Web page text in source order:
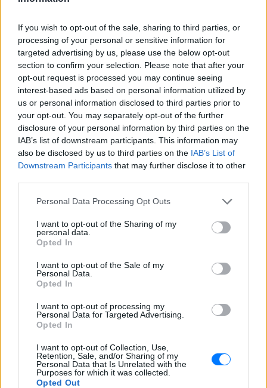
If you wish to opt-out of the sale, sharing to third parties, or
processing of your personal or sensitive information for
targeted advertising by us, please use the below opt-out
section to confirm your selection. Please note that after your
opt-out request is processed you may continue seeing
interest-based ads based on personal information utilized by
us or personal information disclosed to third parties prior to
your opt-out. You may separately opt-out of the further
disclosure of your personal information by third parties on the
IAB’s list of downstream participants. This information may
also be disclosed by us to third parties on the IAB’s List of
Downstream Participants that may further disclose it to other
Personal Data Processing Opt Outs
I want to opt-out of the Sharing of my
personal data.
Opted In
I want to opt-out of the Sale of my
Personal Data.
Opted In
I want to opt-out of processing my
Personal Data for Targeted Advertising.
Opted In
I want to opt-out of Collection, Use,
Retention, Sale, and/or Sharing of my
Personal Data that Is Unrelated with the
Purposes for which it was collected.
Opted Out
Ακολουθήστε το E-Radio.gr στο
Εσύ μπήκες στο E-Daily.gr; Τα νέα της ημέρας
Ακολουθήστε το E-Radio.gr και στο Instagram